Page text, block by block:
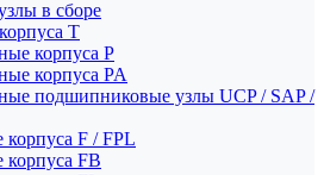
в сборе
T
корпуса P
корпуса PA
подшипниковые узлы UCP / SAP /
F / FPL
FB